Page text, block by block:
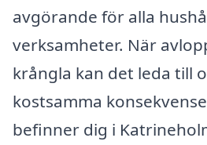
avgörande för alla
verksamheter. När
krångla kan det leda till
kostsamma
befinner dig i